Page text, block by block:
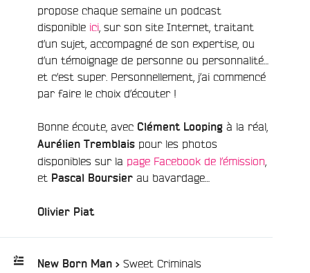
propose chaque semaine un podcast
disponible ici , sur son site Internet, traitant
d’un sujet, accompagné de son expertise, ou
d’un témoignage de personne ou personnalité…
et c’est super. Personnellement, j’ai commencé
par faire le choix d’écouter !
Bonne écoute, avec Clément Looping à la réal,
Aurélien Tremblais pour les photos
disponibles sur la page Facebook de l’émission
et Pascal Boursier au bavardage…
Olivier Piat
New Born Man > Sweet Criminals/